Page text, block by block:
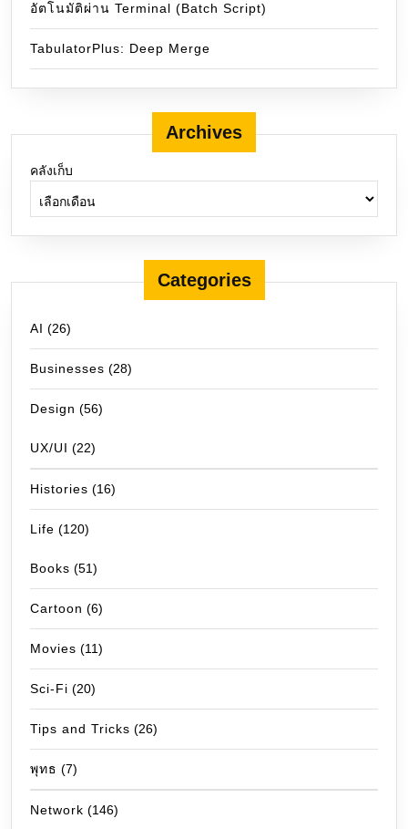
อัตโนมัติผ่าน Terminal (Batch Script)
TabulatorPlus: Deep Merge
Archives
คลังเก็บ
Categories
AI (26)
Businesses (28)
Design (56)
UX/UI (22)
Histories (16)
Life (120)
Books (51)
Cartoon (6)
Movies (11)
Sci-Fi (20)
Tips and Tricks (26)
พุทธ (7)
Network (146)